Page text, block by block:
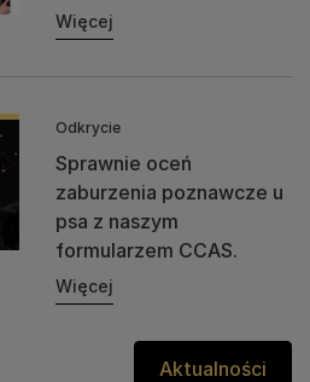
Więcej
Odkrycie
Sprawnie oceń
zaburzenia poznawcze u
psa z naszym
formularzem CCAS.
Więcej
Aktualności